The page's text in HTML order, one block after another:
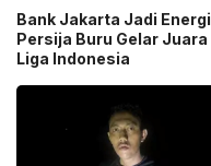
Bank Jakarta Jadi Energi
Persija Buru Gelar Juara
Liga Indonesia